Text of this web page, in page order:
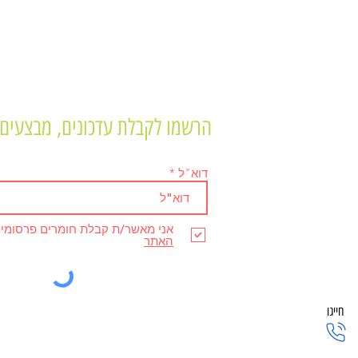
חייגו
הרשמו לקבלת עדכונים,
דוא"ל
אני מאשר/ת קבלת חומרים
האתר